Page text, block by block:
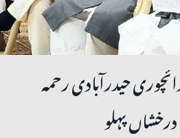
حیدرآبادی رحمہ
پہلو